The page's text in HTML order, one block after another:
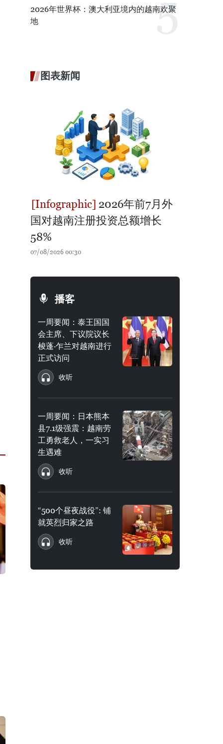
2026年世界杯：澳大利亚境内的越南欢聚
地
图表新闻
2026年前7月外
国对越南注册投资总额增长
58%
07/08/2026 00:30
播客
一周要闻：泰王国国
会主席、下议院议长
梭蓬·乍兰对越南进行
正式访问
收听
一周要闻：日本熊本
县7.1级强震：越南劳
工勇救老人，一实习
生遇难
收听
“500个昼夜战役”: 铺
就英烈归家之路
收听